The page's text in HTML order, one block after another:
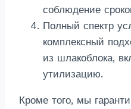
соблюдение
Полный спектр
комплексный
из шлакоблока,
утилизацию.
Кроме того, мы